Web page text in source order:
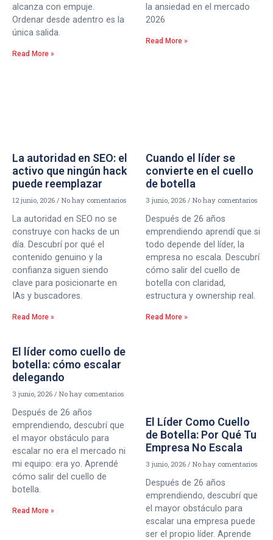
alcanza con empuje.
Ordenar desde adentro es la
única salida.
Read More »
la ansiedad en el mercado
2026
Read More »
La autoridad en SEO: el
activo que ningún hack
puede reemplazar
12 junio, 2026 No hay comentarios
La autoridad en SEO no se
construye con hacks de un
día. Descubrí por qué el
contenido genuino y la
confianza siguen siendo
clave para posicionarte en
IAs y buscadores.
Read More »
Cuando el líder se
convierte en el cuello
de botella
3 junio, 2026 No hay comentarios
Después de 26 años
emprendiendo aprendí que si
todo depende del líder, la
empresa no escala. Descubrí
cómo salir del cuello de
botella con claridad,
estructura y ownership real.
Read More »
El líder como cuello de
botella: cómo escalar
delegando
3 junio, 2026 No hay comentarios
Después de 26 años
emprendiendo, descubrí que
el mayor obstáculo para
escalar no era el mercado ni
mi equipo: era yo. Aprendé
cómo salir del cuello de
botella.
Read More »
El Líder Como Cuello
de Botella: Por Qué Tu
Empresa No Escala
3 junio, 2026 No hay comentarios
Después de 26 años
emprendiendo, descubrí que
el mayor obstáculo para
escalar una empresa puede
ser el propio líder. Aprende